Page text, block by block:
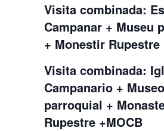
Visita combinada:
Campanar + Museu
+ Monestir Rupestre
Visita combinada:
Campanario + Museo
parroquial +
Rupestre +MOCB